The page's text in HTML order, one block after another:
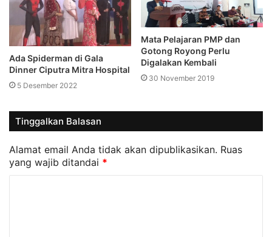
Ada Spiderman di Gala
Dinner Ciputra Mitra Hospital
5 Desember 2022
Mata Pelajaran PMP dan
Gotong Royong Perlu
Digalakan Kembali
30 November 2019
Tinggalkan Balasan
Alamat email Anda tidak akan dipublikasikan. Ruas
yang wajib ditandai *